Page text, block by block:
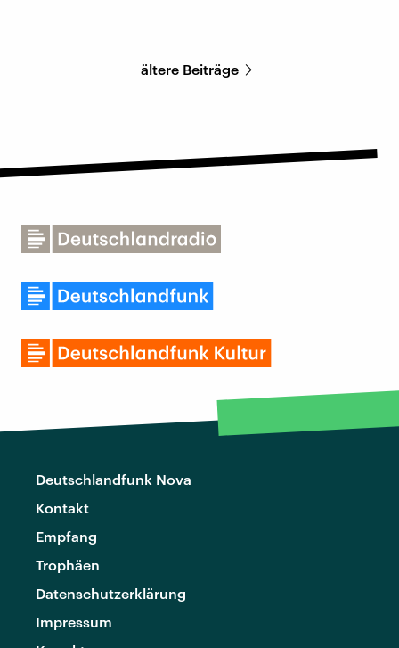
ältere Beiträge
Deutschlandfunk Nova
Kontakt
Empfang
Trophäen
Datenschutzerklärung
Impressum